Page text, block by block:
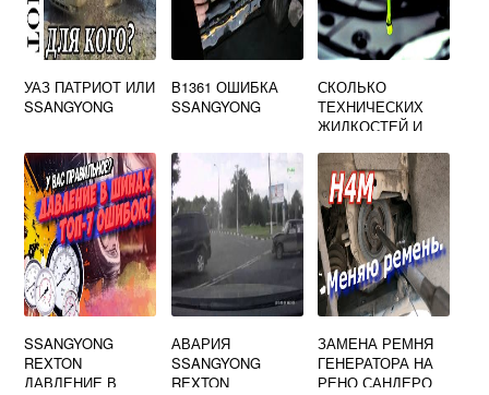
УАЗ ПАТРИОТ ИЛИ
SSANGYONG
B1361 ОШИБКА
SSANGYONG
СКОЛЬКО
ТЕХНИЧЕСКИХ
ЖИДКОСТЕЙ И
ПОДХОДИТ ДЛЯ
САН ЭНГ КАЙРОН
SSANGYONG
REXTON
ДАВЛЕНИЕ В
АВАРИЯ
SSANGYONG
REXTON
ЗАМЕНА РЕМНЯ
ГЕНЕРАТОРА НА
РЕНО САНДЕРО